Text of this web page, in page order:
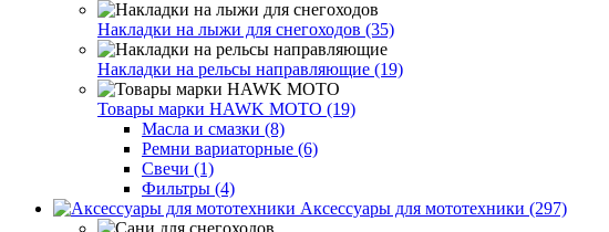
Накладки на лыжи для снегоходов (35)
Накладки на рельсы направляющие (19)
Товары марки HAWK MOTO (19)
Масла и смазки (8)
Ремни вариаторные (6)
Свечи (1)
Фильтры (4)
Аксессуары для мототехники (297)